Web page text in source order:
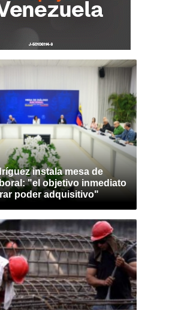
instala mesa de
"el objetivo inmediato
poder adquisitivo"